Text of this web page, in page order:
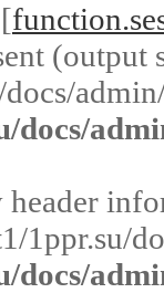
(output
docs/
1ppr.su/
docs/